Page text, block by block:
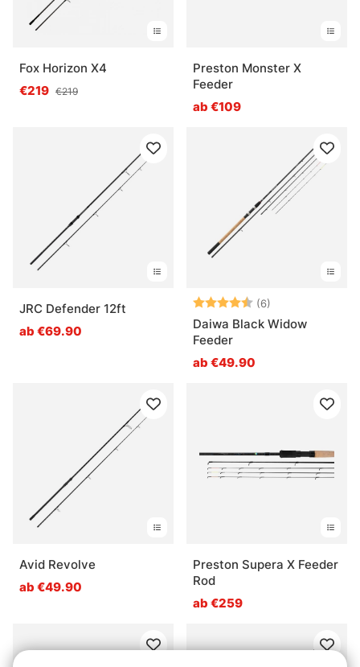
Fox Horizon X4
€219 €219
Preston Monster X
Feeder
ab €109
JRC Defender 12ft
ab €69.90
Bewertung:(6)
Daiwa Black Widow
Feeder
ab €49.90
Avid Revolve
ab €49.90
Preston Supera X Feeder
Rod
ab €259